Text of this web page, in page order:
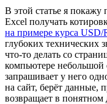
В этой статье я покажу
Excel получать
на примере курса
глубоких технических
что-то делать со
компьютере небольшой
запрашивает у него
на сайт, берёт данные,
возвращает в понятном